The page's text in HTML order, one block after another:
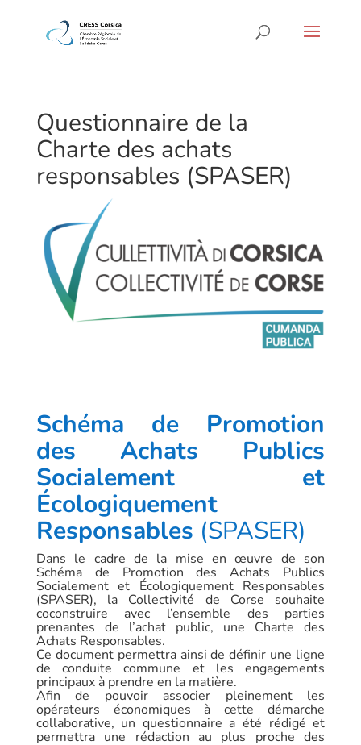
Questionnaire de la
Charte des achats
responsables (SPASER)
Schéma de Promotion
des Achats Publics
Socialement et
Écologiquement
Responsables (SPASER)
Dans le cadre de la mise en œuvre de son
Schéma de Promotion des Achats Publics
Socialement et Écologiquement Responsables
(SPASER), la Collectivité de Corse souhaite
coconstruire avec l’ensemble des parties
prenantes de l’achat public, une Charte des
Achats Responsables.
Ce document permettra ainsi de définir une ligne
de conduite commune et les engagements
principaux à prendre en la matière.
Afin de pouvoir associer pleinement les
opérateurs économiques à cette démarche
collaborative, un questionnaire a été rédigé et
permettra une rédaction au plus proche des